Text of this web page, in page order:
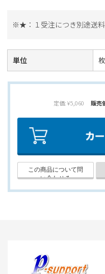
※★：１受注につき別途送料
単位 枚
定価: ¥5,060 販売